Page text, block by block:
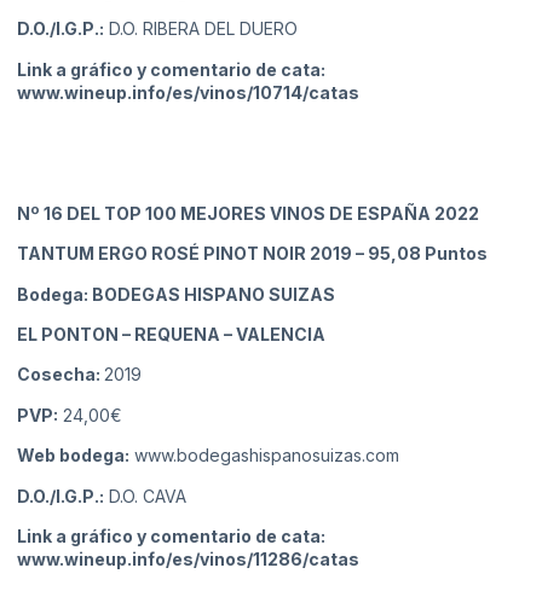
D.O./I.G.P.: D.O. RIBERA DEL DUERO
Link a gráfico y comentario de cata:
www.wineup.info/es/vinos/10714/catas
Nº 16 DEL TOP 100 MEJORES VINOS DE ESPAÑA 2022
TANTUM ERGO ROSÉ PINOT NOIR 2019 – 95,08 Puntos
Bodega: BODEGAS HISPANO SUIZAS
EL PONTON – REQUENA – VALENCIA
Cosecha: 2019
PVP: 24,00€
Web bodega: www.bodegashispanosuizas.com
D.O./I.G.P.: D.O. CAVA
Link a gráfico y comentario de cata:
www.wineup.info/es/vinos/11286/catas